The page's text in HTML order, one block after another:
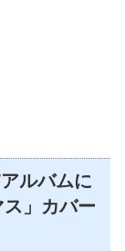
ルバムに
」カバー